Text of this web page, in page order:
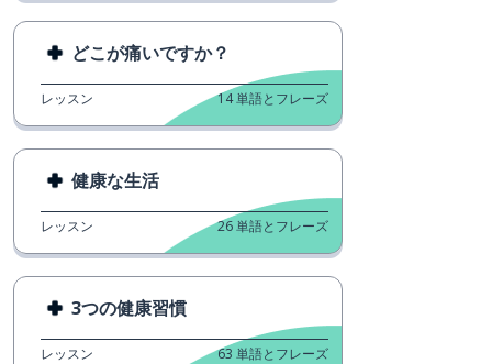
どこが痛いですか？
レッスン 14単語とフレーズ
健康な生活
レッスン 26単語とフレーズ
3つの健康習慣
レッスン 63 単語とフレーズ